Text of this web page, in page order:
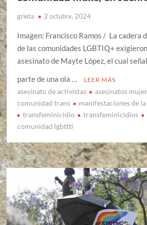
grieta 2 octubre, 2024
Imagen: Francisco Ramos / La cadera
de las comunidades LGBTIQ+
asesinato de Mayte López, el cual
parte de una ola …
LEER MÁS
asesinato de activistas
asesinatos
comunidad trans
manifestaciones de
transfeminicidio
transfeminicidios
comunidad lgbttti